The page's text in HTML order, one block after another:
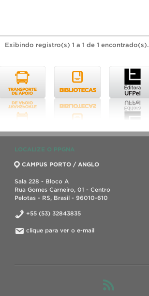
Exibindo registro(s) 1 a 1 de 1 encontrado(s).
LOCALIZE O PPGNA
CAMPUS PORTO / ANGLO
Sala 228 - Bloco A
Rua Gomes Carneiro, 01 - Centro
Pelotas - RS, Brasil - 96010-610
+55 (53) 32843835
clique para ver o e-mail